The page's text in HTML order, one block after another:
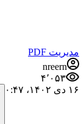
مدیریت PDF
nreern
۴٬۰۵۳
۱۶ دی ۱۴۰۲،‏ ۰:۴۷